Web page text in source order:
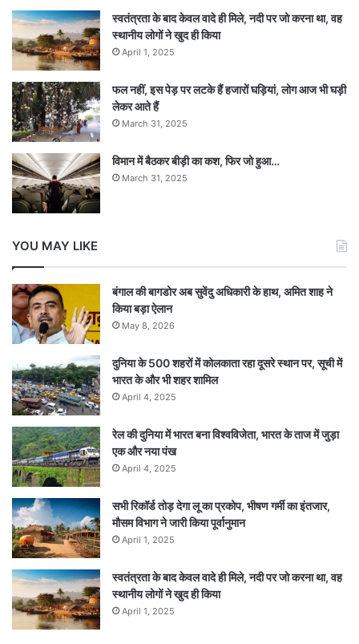
स्वतंत्रता के बाद केवल वादे ही मिले, नदी पर जो करना था, वह
स्थानीय लोगों ने खुद ही किया
April 1, 2025
फल नहीं, इस पेड़ पर लटके हैं हजारों घड़ियां, लोग आज भी घड़ी
लेकर आते हैं
March 31, 2025
विमान में बैठकर बीड़ी का कश, फिर जो हुआ…
March 31, 2025
YOU MAY LIKE
बंगाल की बागडोर अब सुवेंदु अधिकारी के हाथ, अमित शाह ने
किया बड़ा ऐलान
May 8, 2026
दुनिया के 500 शहरों में कोलकाता रहा दूसरे स्थान पर, सूची में
भारत के और भी शहर शामिल
April 4, 2025
रेल की दुनिया में भारत बना विश्वविजेता, भारत के ताज में जुड़ा
एक और नया पंख
April 4, 2025
सभी रिकॉर्ड तोड़ देगा लू का प्रकोप, भीषण गर्मी का इंतजार,
मौसम विभाग ने जारी किया पूर्वानुमान
April 1, 2025
स्वतंत्रता के बाद केवल वादे ही मिले, नदी पर जो करना था, वह
स्थानीय लोगों ने खुद ही किया
April 1, 2025